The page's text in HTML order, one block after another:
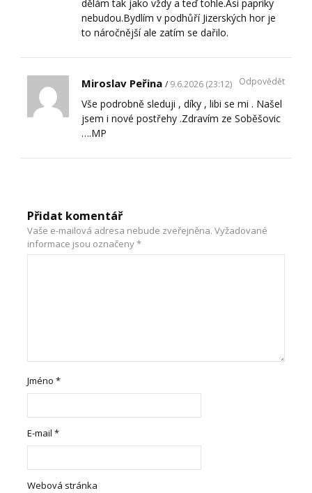
dělám tak jako vždy a teď tohle.Asi papriky
nebudou.Bydlím v podhůří Jizerských hor je
to náročnější ale zatím se dařilo.
Miroslav Peřina 9.6.2026 (23:12)
Vše podrobně sleduji , díky , libi se mi . Našel
jsem i nové postřehy .Zdravím ze Soběšovic
….MP
Odpovědět
Přidat komentář
Vaše e-mailová adresa nebude zveřejněna. Vyžadované
informace jsou označeny*
Jméno*
E-mail*
Webová stránka